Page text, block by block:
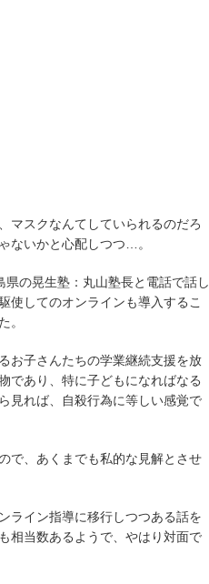
マスクなんてしていられるのだろ
ないかと心配しつつ…。
の晃生塾：丸山塾長と電話で話し
使してのオンラインも導入するこ
。
お子さんたちの学業継続支援を放
であり、特に子どもになればなる
見れば、自殺行為に等しい感覚で
で、あくまでも私的な見解とさせ
ライン指導に移行しつつある話を
相当数あるようで、やはり対面で